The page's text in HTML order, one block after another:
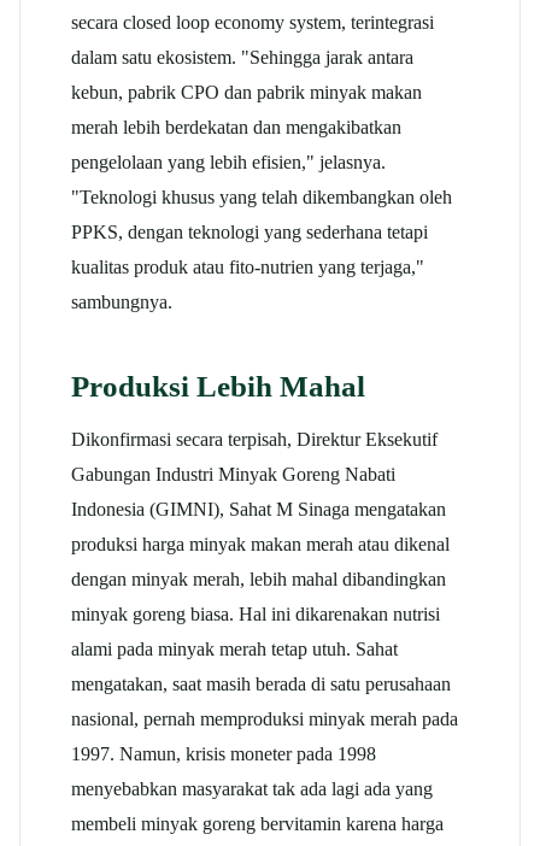
secara closed loop economy system, terintegrasi
dalam satu ekosistem. "Sehingga jarak antara
kebun, pabrik CPO dan pabrik minyak makan
merah lebih berdekatan dan mengakibatkan
pengelolaan yang lebih efisien," jelasnya.
"Teknologi khusus yang telah dikembangkan oleh
PPKS, dengan teknologi yang sederhana tetapi
kualitas produk atau fito-nutrien yang terjaga,"
sambungnya.
Produksi Lebih Mahal
Dikonfirmasi secara terpisah, Direktur Eksekutif
Gabungan Industri Minyak Goreng Nabati
Indonesia (GIMNI), Sahat M Sinaga mengatakan
produksi harga minyak makan merah atau dikenal
dengan minyak merah, lebih mahal dibandingkan
minyak goreng biasa. Hal ini dikarenakan nutrisi
alami pada minyak merah tetap utuh. Sahat
mengatakan, saat masih berada di satu perusahaan
nasional, pernah memproduksi minyak merah pada
1997. Namun, krisis moneter pada 1998
menyebabkan masyarakat tak ada lagi ada yang
membeli minyak goreng bervitamin karena harga